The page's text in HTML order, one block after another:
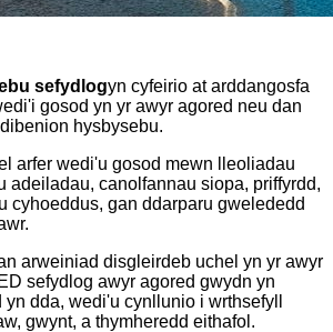
sefydlogyn cyfeirio at arddangosfa
gosod yn yr awyr agored neu dan
hysbysebu.
arfer wedi'u gosod mewn lleoliadau
adeiladau, canolfannau siopa, priffyrdd,
cyhoeddus, gan ddarparu gwelededd
arweiniad disgleirdeb uchel yn yr awyr
sefydlog awyr agored gwydn yn
dda, wedi'u cynllunio i wrthsefyll
gwynt, a thymheredd eithafol.